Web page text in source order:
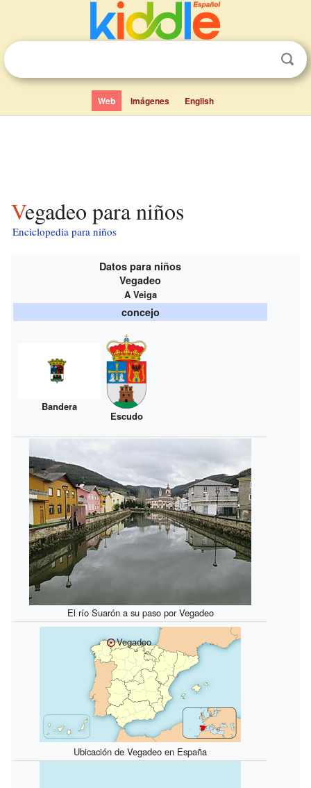
Web Imágenes English
Vegadeo para niños
Enciclopedia para niños
Datos para niños
Vegadeo
A Veiga
concejo
Bandera
Escudo
El río Suarón a su paso por Vegadeo
Vegadeo
Ubicación de Vegadeo en España